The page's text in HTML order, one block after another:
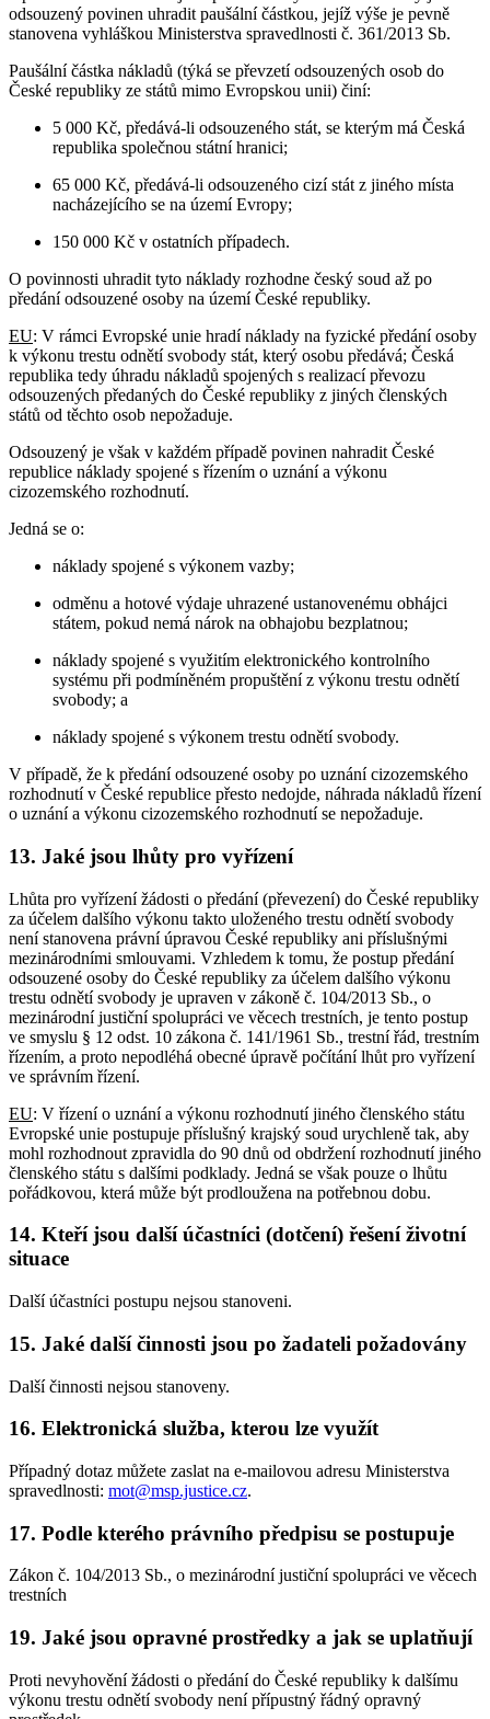
odsouzený povinen uhradit paušální částkou, jejíž výše je pevně
stanovena vyhláškou Ministerstva spravedlnosti č. 361/2013 Sb.
Paušální částka nákladů (týká se převzetí odsouzených osob do
České republiky ze států mimo Evropskou unii) činí:
5 000 Kč, předává-li odsouzeného stát, se kterým má Česká
republika společnou státní hranici;
65 000 Kč, předává-li odsouzeného cizí stát z jiného místa
nacházejícího se na území Evropy;
150 000 Kč v ostatních případech.
O povinnosti uhradit tyto náklady rozhodne český soud až po
předání odsouzené osoby na území České republiky.
EU: V rámci Evropské unie hradí náklady na fyzické předání osoby
k výkonu trestu odnětí svobody stát, který osobu předává; Česká
republika tedy úhradu nákladů spojených s realizací převozu
odsouzených předaných do České republiky z jiných členských
států od těchto osob nepožaduje.
Odsouzený je však v každém případě povinen nahradit České
republice náklady spojené s řízením o uznání a výkonu
cizozemského rozhodnutí.
Jedná se o:
náklady spojené s výkonem vazby;
odměnu a hotové výdaje uhrazené ustanovenému obhájci
státem, pokud nemá nárok na obhajobu bezplatnou;
náklady spojené s využitím elektronického kontrolního
systému při podmíněném propuštění z výkonu trestu odnětí
svobody; a
náklady spojené s výkonem trestu odnětí svobody.
V případě, že k předání odsouzené osoby po uznání cizozemského
rozhodnutí v České republice přesto nedojde, náhrada nákladů řízení
o uznání a výkonu cizozemského rozhodnutí se nepožaduje.
13. Jaké jsou lhůty pro vyřízení
Lhůta pro vyřízení žádosti o předání (převezení) do České republiky
za účelem dalšího výkonu takto uloženého trestu odnětí svobody
není stanovena právní úpravou České republiky ani příslušnými
mezinárodními smlouvami. Vzhledem k tomu, že postup předání
odsouzené osoby do České republiky za účelem dalšího výkonu
trestu odnětí svobody je upraven v zákoně č. 104/2013 Sb., o
mezinárodní justiční spolupráci ve věcech trestních, je tento postup
ve smyslu § 12 odst. 10 zákona č. 141/1961 Sb., trestní řád, trestním
řízením, a proto nepodléhá obecné úpravě počítání lhůt pro vyřízení
ve správním řízení.
EU: V řízení o uznání a výkonu rozhodnutí jiného členského státu
Evropské unie postupuje příslušný krajský soud urychleně tak, aby
mohl rozhodnout zpravidla do 90 dnů od obdržení rozhodnutí jiného
členského státu s dalšími podklady. Jedná se však pouze o lhůtu
pořádkovou, která může být prodloužena na potřebnou dobu.
14. Kteří jsou další účastníci (dotčení) řešení životní
situace
Další účastníci postupu nejsou stanoveni.
15. Jaké další činnosti jsou po žadateli požadovány
Další činnosti nejsou stanoveny.
16. Elektronická služba, kterou lze využít
Případný dotaz můžete zaslat na e-mailovou adresu Ministerstva
spravedlnosti: mot@msp.justice.cz.
17. Podle kterého právního předpisu se postupuje
Zákon č. 104/2013 Sb., o mezinárodní justiční spolupráci ve věcech
trestních
19. Jaké jsou opravné prostředky a jak se uplatňují
Proti nevyhovění žádosti o předání do České republiky k dalšímu
výkonu trestu odnětí svobody není přípustný řádný opravný